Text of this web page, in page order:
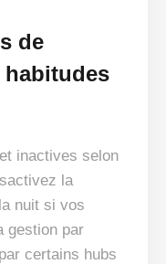
de
inactives selon
la
nuit si vos
gestion par
certains hubs